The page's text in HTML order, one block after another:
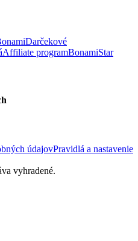
Darčekové
Affiliate programBonamiStar
údajovPravidlá a nastavenie
vyhradené.